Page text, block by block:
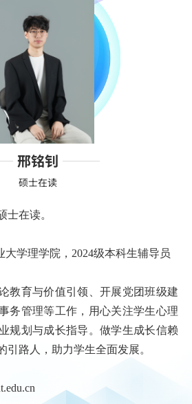
邢铭钊
硕士在读
士在读。
大学理学院，2024级本科生辅导员
教育与价值引领、开展党团班级建
务管理等工作，用心关注学生心理
规划与成长指导。做学生成长信赖
引路人，助力学生全面发展。